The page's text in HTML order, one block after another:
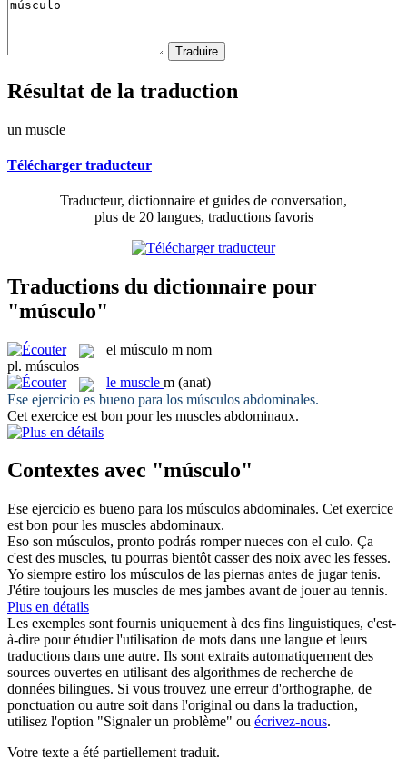
Résultat de la traduction
un muscle
Télécharger traducteur
Traducteur, dictionnaire et guides de conversation,
plus de 20 langues, traductions favoris
Traductions du dictionnaire pour
"músculo"
el músculo m nom
pl. músculos
le muscle m (anat)
Ese ejercicio es bueno para los músculos abdominales.
Cet exercice est bon pour les muscles abdominaux.
Contextes avec "músculo"
Ese ejercicio es bueno para los músculos abdominales. Cet exercice
est bon pour les muscles abdominaux.
Eso son músculos, pronto podrás romper nueces con el culo. Ça
c'est des muscles, tu pourras bientôt casser des noix avec les fesses.
Yo siempre estiro los músculos de las piernas antes de jugar tenis.
J'étire toujours les muscles de mes jambes avant de jouer au tennis.
Plus en détails
Les exemples sont fournis uniquement à des fins linguistiques, c'est-
à-dire pour étudier l'utilisation de mots dans une langue et leurs
traductions dans une autre. Ils sont extraits automatiquement des
sources ouvertes en utilisant des algorithmes de recherche de
données bilingues. Si vous trouvez une erreur d'orthographe, de
ponctuation ou autre soit dans l'original ou dans la traduction,
utilisez l'option "Signaler un problème" ou écrivez-nous.
Votre texte a été partiellement traduit.